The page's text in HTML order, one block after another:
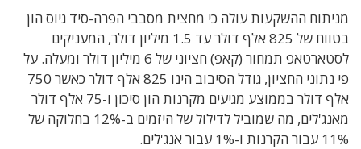
מניתוח ההשקעות עולה כי מחצית מסבבי הפרה-סיד גיוס הון
בטווח של 825 אלף דולר עד 1.5 מיליון דולר, המעניקים
לסטארטאפ תמחור (קאפ) חציוני של 6 מיליון דולר ומעלה. על
פי נתוני החציון, גודל הסיבוב הינו 825 אלף דולר כאשר 750
אלף דולר בממוצע מגיעים מקרנות הון סיכון ו-75 אלף דולר
מאנג'לים, מה שמוביל לדילול של היזמים ב-12% בחלוקה של
11% עבור הקרנות ו-1% עבור אנג'לים.